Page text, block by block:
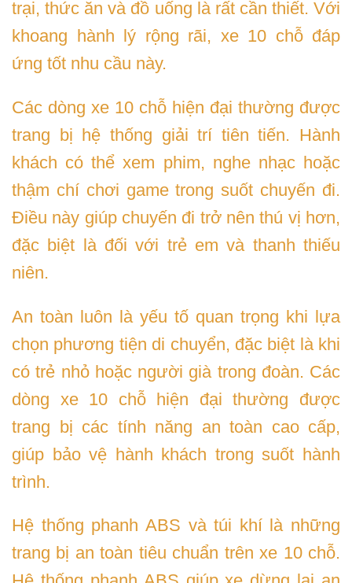
trại, thức ăn và đồ uống là rất cần thiết. Với
khoang hành lý rộng rãi, xe 10 chỗ đáp
ứng tốt nhu cầu này.
Các dòng xe 10 chỗ hiện đại thường được
trang bị hệ thống giải trí tiên tiến. Hành
khách có thể xem phim, nghe nhạc hoặc
thậm chí chơi game trong suốt chuyến đi.
Điều này giúp chuyến đi trở nên thú vị hơn,
đặc biệt là đối với trẻ em và thanh thiếu
niên.
An toàn luôn là yếu tố quan trọng khi lựa
chọn phương tiện di chuyển, đặc biệt là khi
có trẻ nhỏ hoặc người già trong đoàn. Các
dòng xe 10 chỗ hiện đại thường được
trang bị các tính năng an toàn cao cấp,
giúp bảo vệ hành khách trong suốt hành
trình.
Hệ thống phanh ABS và túi khí là những
trang bị an toàn tiêu chuẩn trên xe 10 chỗ.